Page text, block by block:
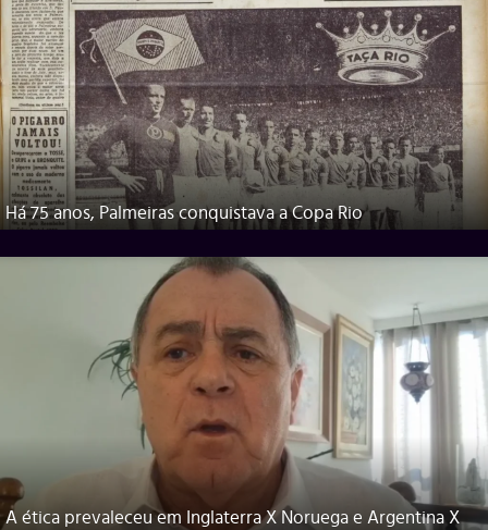
Há 75 anos, Palmeiras conquistava a Copa Rio
A ética prevaleceu em Inglaterra X Noruega e Argentina X